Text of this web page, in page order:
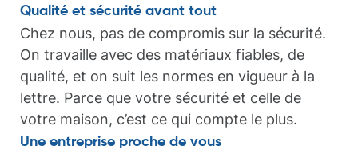
Qualité et sécurité avant tout
Chez nous, pas de compromis sur la sécurité.
On travaille avec des matériaux fiables, de
qualité, et on suit les normes en vigueur à la
lettre. Parce que votre sécurité et celle de
votre maison, c’est ce qui compte le plus.
Une entreprise proche de vous